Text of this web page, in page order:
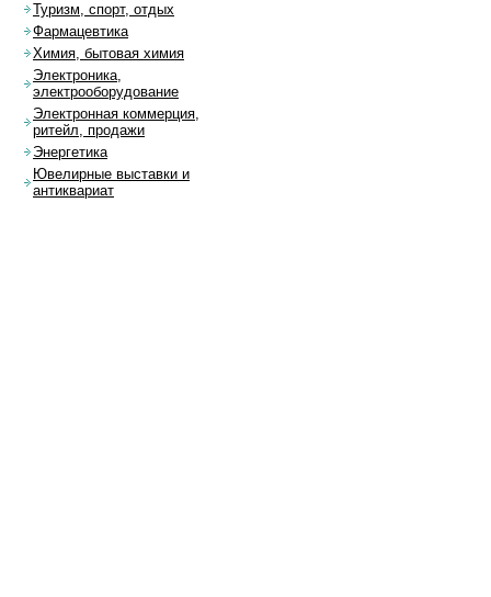
Туризм, спорт, отдых
Фармацевтика
Химия, бытовая химия
Электроника,
электрооборудование
Электронная коммерция,
ритейл, продажи
Энергетика
Ювелирные выставки и
антиквариат